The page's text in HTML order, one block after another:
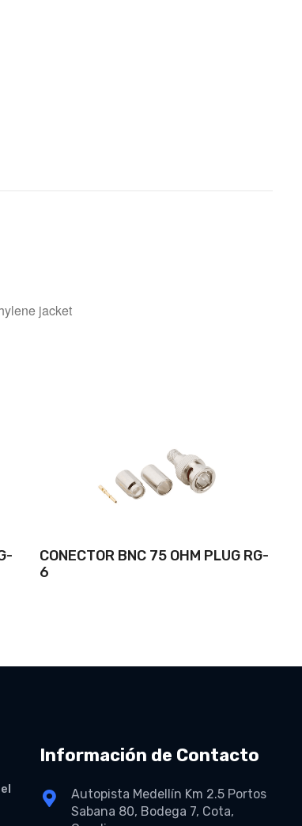
jacket
CONECTOR BNC 75 OHM PLUG RG-
6
Información de Contacto
Autopista Medellín Km 2.5 Portos
Sabana 80, Bodega 7, Cota,